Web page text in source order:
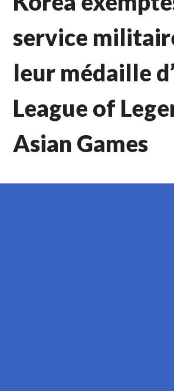
service
leur médaille
League of
Asian Games